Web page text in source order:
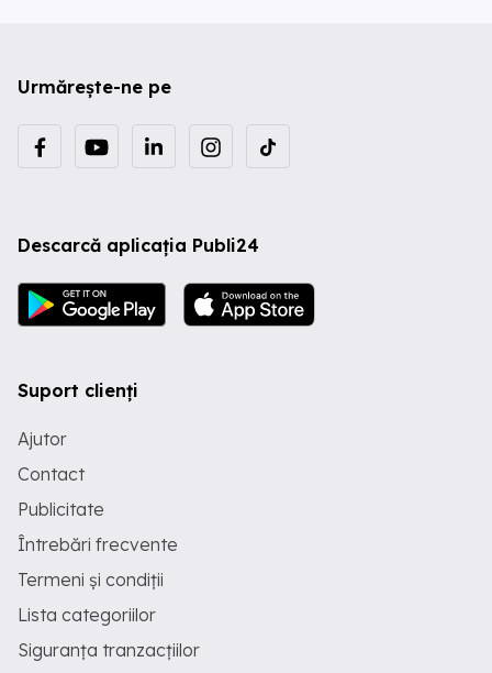
Urmărește-ne pe
Descarcă aplicația Publi24
Suport clienți
Ajutor
Contact
Publicitate
Întrebări frecvente
Termeni și condiții
Lista categoriilor
Siguranța tranzacțiilor